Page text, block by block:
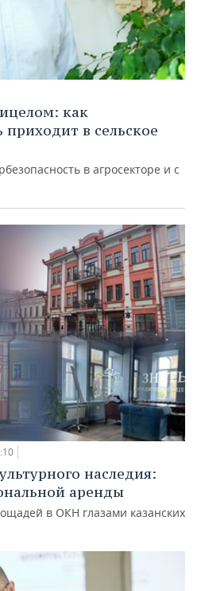
как
приходит в сельское
в агросекторе и с
наследия:
аренды
в ОКН глазами казанских